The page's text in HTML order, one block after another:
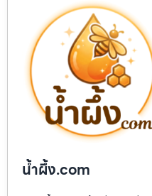
น้ำผึ้ง.com